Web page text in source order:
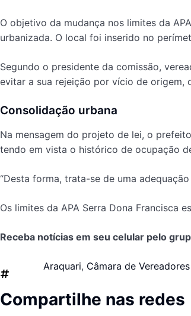
O objetivo da mudança nos limites da
urbanizada. O local foi inserido no
Segundo o presidente da comissão,
evitar a sua rejeição por vício de origem,
Consolidação urbana
Na mensagem do projeto de lei, o
tendo em vista o histórico de ocupação
“Desta forma, trata-se de uma
Os limites da APA Serra Dona Francisca
Receba notícias em seu celular pelo
Araquari, Câmara de
Compartilhe nas redes